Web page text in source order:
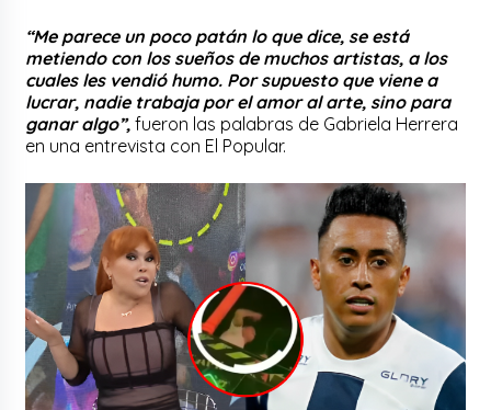
“Me parece un poco patán lo que dice, se está
metiendo con los sueños de muchos artistas, a los
cuales les vendió humo. Por supuesto que viene a
lucrar, nadie trabaja por el amor al arte, sino para
ganar algo”, fueron las palabras de Gabriela Herrera
en una entrevista con El Popular.